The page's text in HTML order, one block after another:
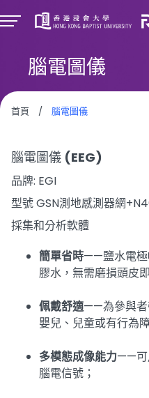
腦電圖儀
首頁 / 腦電圖儀
腦電圖儀 (EEG)
品牌: EGI
型號 GSN測地感測器網
採集和分析軟體
簡單省時——鹽水電極
膠水，無需磨損頭皮
佩戴舒適——為參與者
嬰兒、兒童或有行為
多模態成像能力——可
腦電信號；